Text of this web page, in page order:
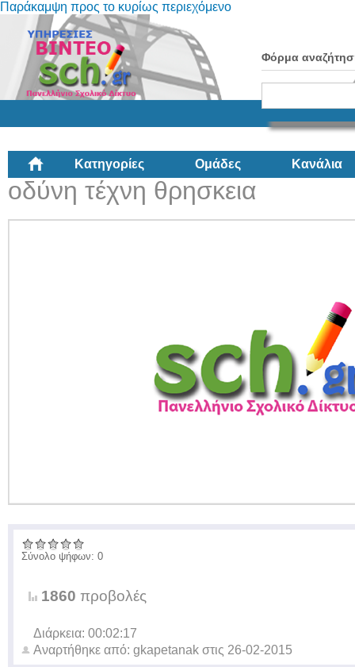
Παράκαμψη προς το κυρίως περιεχόμενο
Φόρμα
Κατηγορίες Ομάδες Κανάλια
οδύνη τέχνη θρησκεια
Σύνολο ψήφων: 0
1860 προβολές
Διάρκεια: 00:02:17
Αναρτήθηκε από: gkapetanak στις 26-02-2015